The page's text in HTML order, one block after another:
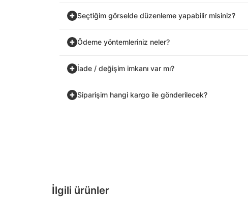
İlgili ürünler
Seçtiğim görselde düzenleme yapabilir misiniz?
Ödeme yöntemleriniz neler?
İade / değişim imkanı var mı?
Siparişim hangi kargo ile gönderilecek?